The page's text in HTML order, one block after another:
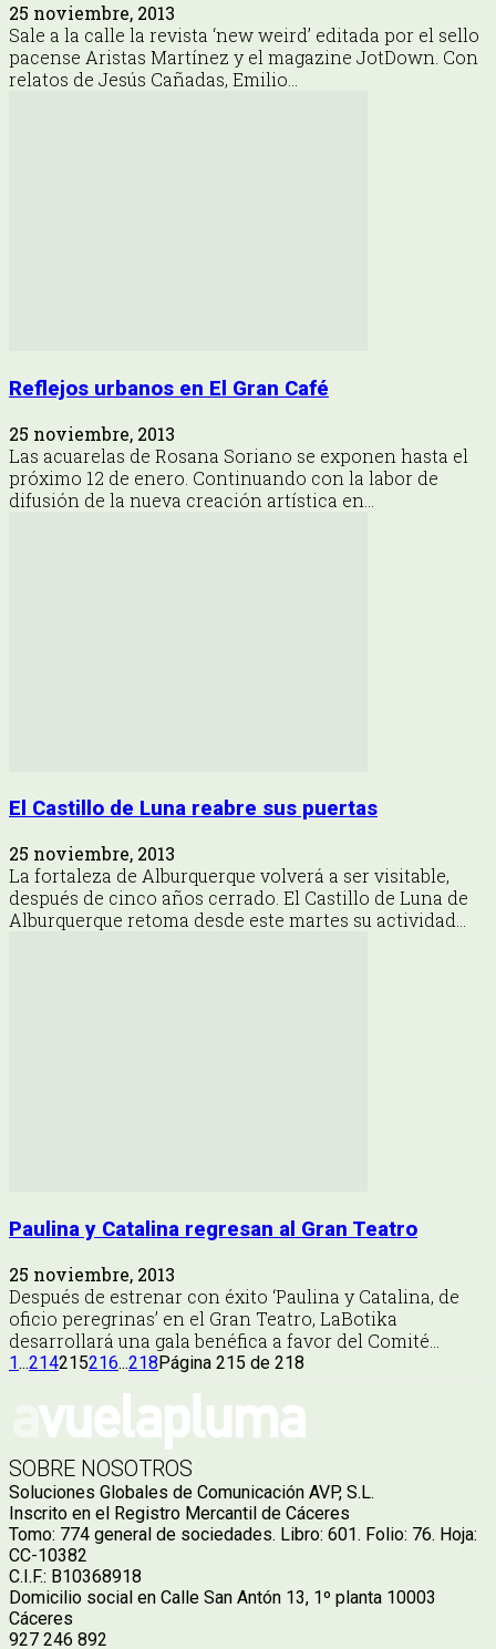
25 noviembre, 2013
Sale a la calle la revista ‘new weird’ editada por el sello
pacense Aristas Martínez y el magazine JotDown. Con
relatos de Jesús Cañadas, Emilio...
Reflejos urbanos en El Gran Café
25 noviembre, 2013
Las acuarelas de Rosana Soriano se exponen hasta el
próximo 12 de enero. Continuando con la labor de
difusión de la nueva creación artística en...
El Castillo de Luna reabre sus puertas
25 noviembre, 2013
La fortaleza de Alburquerque volverá a ser visitable,
después de cinco años cerrado. El Castillo de Luna de
Alburquerque retoma desde este martes su actividad...
Paulina y Catalina regresan al Gran Teatro
25 noviembre, 2013
Después de estrenar con éxito ‘Paulina y Catalina, de
oficio peregrinas’ en el Gran Teatro, LaBotika
desarrollará una gala benéfica a favor del Comité...
1...214215216...218Página 215 de 218
SOBRE NOSOTROS
Soluciones Globales de Comunicación AVP, S.L.
Inscrito en el Registro Mercantil de Cáceres
Tomo: 774 general de sociedades. Libro: 601. Folio: 76. Hoja:
CC-10382
C.I.F.: B10368918
Domicilio social en Calle San Antón 13, 1º planta 10003
Cáceres
927 246 892